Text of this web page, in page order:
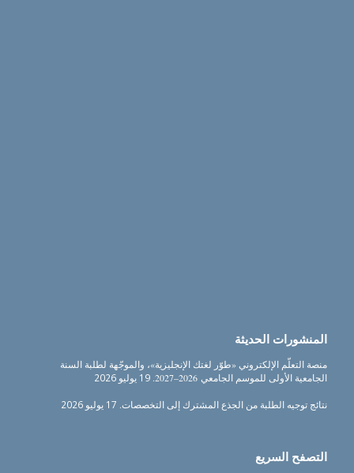
المنشورات الحديثة
منصة التعلّم الإلكتروني «طوّر لغتك الإنجليزية»، والموجّهة لطلبة السنة
الجامعية الأولى للموسم الجامعي 2026–2027.
19 يوليو 2026
نتائج توجيه الطلبة من الجذع المشترك إلى التخصصات. 17 يوليو 2026
التصفح السريع